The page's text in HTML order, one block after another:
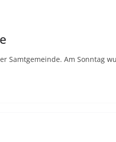
Samtgemeinde. Am Sonntag